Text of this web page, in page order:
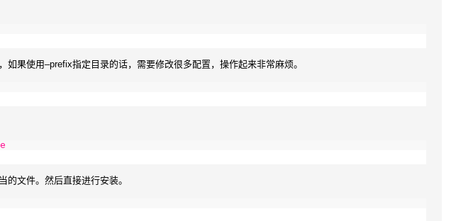
果使用–prefix指定目录的话，需要修改很多配置，操作起来非常麻烦。
文件。然后直接进行安装。